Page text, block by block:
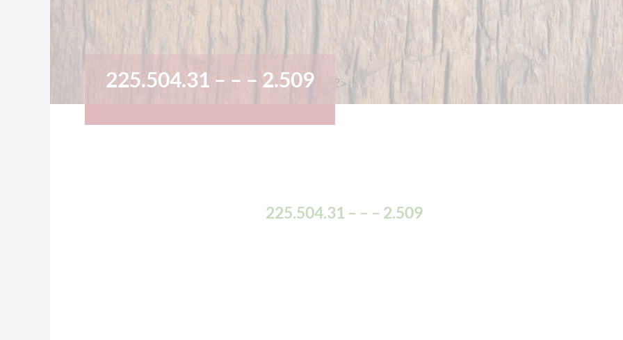
225.504.31 – – – 2.509 ?>
225.504.31 – – – 2.509